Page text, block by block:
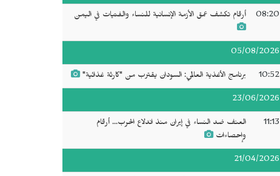
08:20 أرقام تكشف عمق الأزمة الإنسانية للنساء والفتيات في اليمن
05/08/2026
10:52 برنامج الأغذية العالمي: السودان يقترب من "كارثة غذائية"
23/06/2026
11:13
العنف ضد النساء في إيران منذ اندلاع الحرب... أرقام
وإحصاءات
21/04/2026